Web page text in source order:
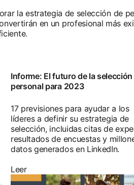
la estrategia de selección de
en un profesional más
Informe: El futuro de la selección
personal para 2023
17 previsiones para ayudar a los
líderes a definir su estrategia de
selección, incluidas citas de
resultados de encuestas y
datos generados en LinkedIn.
Leer